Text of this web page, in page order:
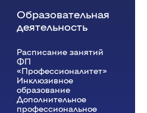
Образовательная
деятельность
Расписание занятий
ФП
«Профессионалитет»
Инклюзивное
образование
Дополнительное
профессиональное